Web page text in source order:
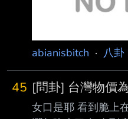
abianisbitch · 八卦
45 [問卦] 台灣物價
女口是耶 看到脆上